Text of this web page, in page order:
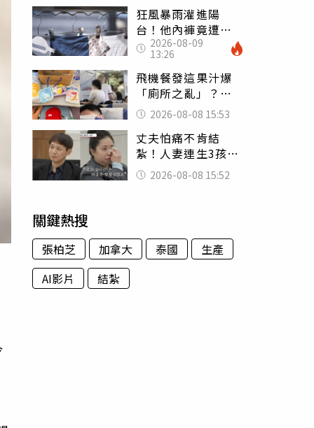
告示牌也帶回家
狂風暴雨灌進陽
台！他內褲竟遭颱
風吹走 陳世軒神
回1句笑翻上萬網友
2026-08-09
13:26
飛機餐發這果汁爆
「廁所之亂」？乘
客崩潰：差點丟大
臉 醫揭3類人別亂
喝
2026-08-08 15:53
丈夫怕痛不肯結
紮！人妻連生3孩
控遭家暴淚喊：真
的好累
2026-08-08 15:52
關鍵熱搜
張柏芝 加拿大 泰國
生產
AI影片
結紮